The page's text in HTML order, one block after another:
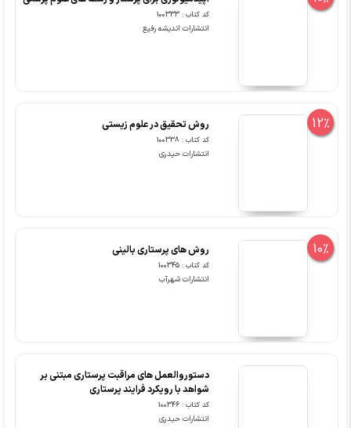
کد کتاب : 100333
انتشارات اندیشه رفیع
12% روش تحقیق در علوم زیستی
کد کتاب : 100338
انتشارات حیدری
10% روش های پرستاری بالینی
کد کتاب : 100345
انتشارات شهرآب
دستوروالعمل های مراقبت پرستاری مبتنی بر
شواهد با رویکرد فرایند پرستاری
کد کتاب : 100346
انتشارات حیدری